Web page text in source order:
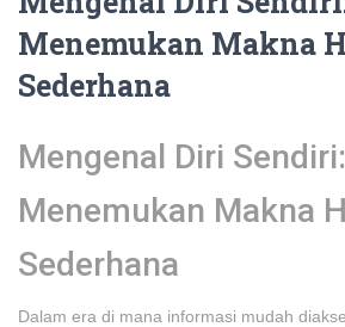
Menemukan Makna
Sederhana
Mengenal Diri
Menemukan Makna
Sederhana
Dalam era di mana informasi mudah